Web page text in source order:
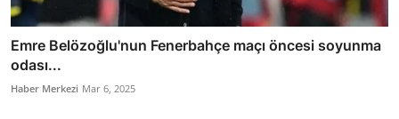
Emre Belözoğlu'nun Fenerbahçe maçı öncesi soyunma
odası...
Haber Merkezi Mar 6, 2025